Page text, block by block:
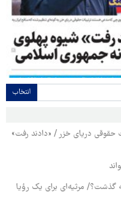
انتخاب
حقوقی دریای خزر / «دادند رفت»
گذشت؟/ مرثیه‌ای برای یک رؤیا